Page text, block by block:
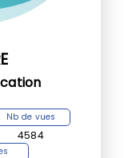
Nb de vues
4584